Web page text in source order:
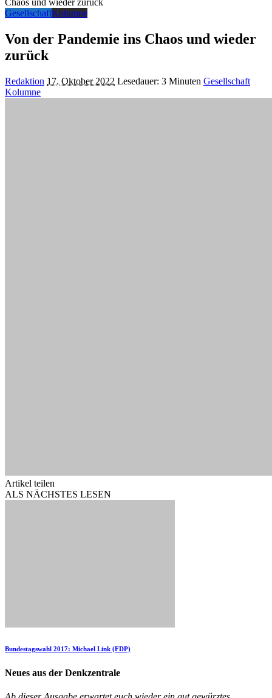
Chaos und wieder zurück
GesellschaftKolumne
Von der Pandemie ins Chaos und wieder
zurück
Posted
by
Redaktion 17. Oktober 2022 Lesedauer: 3 Minuten Gesellschaft
Kolumne
Artikel teilen
ALS NÄCHSTES LESEN
Bundestagswahl 2017: Michael Link (FDP)
Neues aus der Denkzentrale